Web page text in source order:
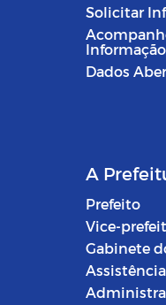
Solicitar
Informação
Dados
A
Prefeito
Vice-
Gabinete